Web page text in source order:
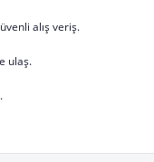
alış veriş.
ulaş.